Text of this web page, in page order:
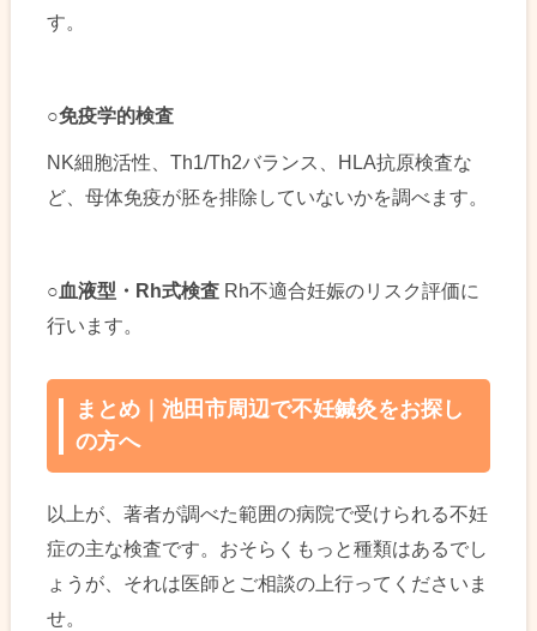
す。
○免疫学的検査
NK細胞活性、Th1/Th2バランス、HLA抗原検査な
ど、母体免疫が胚を排除していないかを調べます。
○血液型・R h式検査 Rh不適合妊娠のリスク評価に
行います。
まとめ｜池田市周辺で不妊鍼灸をお探し
の方へ
以上が、著者が調べた範囲の病院で受けられる不妊
症の主な検査です。おそらくもっと種類はあるでし
ょうが、それは医師とご相談の上行ってくださいま
せ。